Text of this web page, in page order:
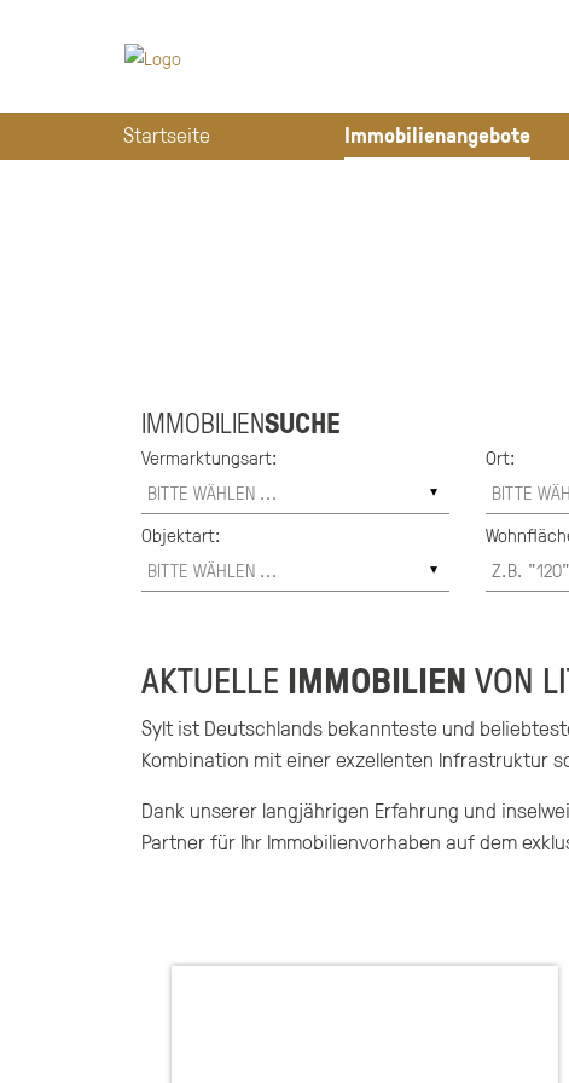
Startseite Immobilienangebote
IMMOBILIENSUCHE
Vermarktungsart: Ort:
Objektart:
AKTUELLE IMMOBILIENVON
Sylt ist Deutschlands bekannteste und
Kombination mit einer exzellenten Infrastruktur
Dank unserer langjährigen Erfahrung und
Partner für Ihr Immobilienvorhaben auf dem